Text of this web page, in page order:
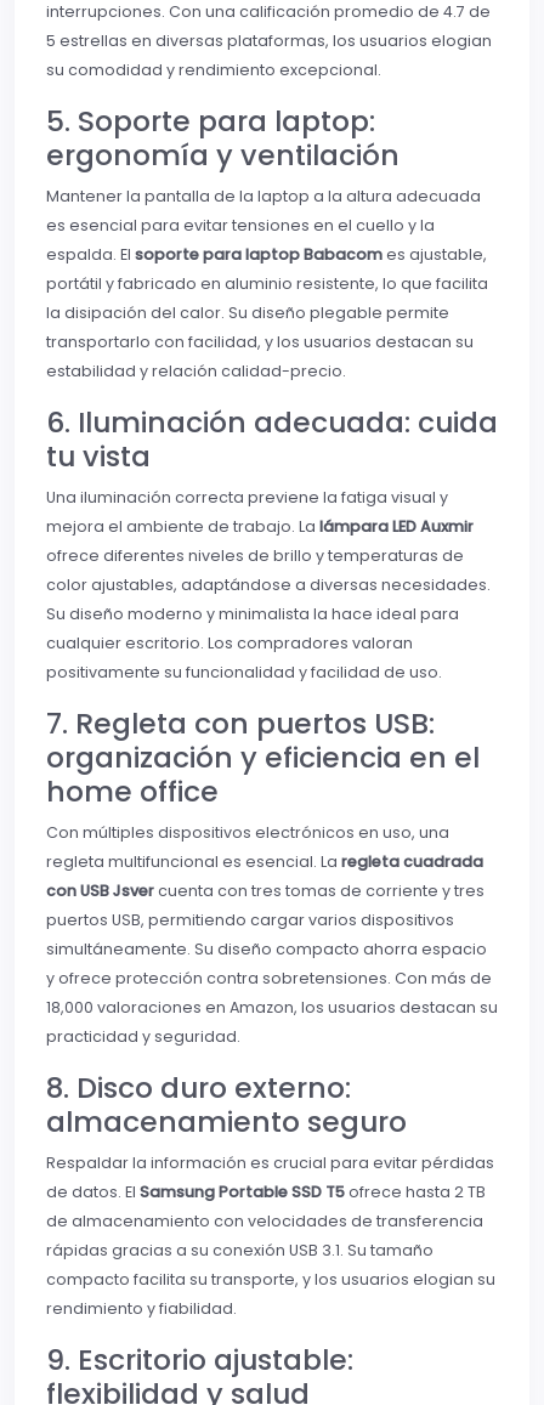
interrupciones. Con una calificación promedio de 4.7 de
5 estrellas en diversas plataformas, los usuarios elogian
su comodidad y rendimiento excepcional.
5. Soporte para laptop:
ergonomía y ventilación
Mantener la pantalla de la laptop a la altura adecuada
es esencial para evitar tensiones en el cuello y la
espalda. El soporte para laptop Babacomes ajustable,
portátil y fabricado en aluminio resistente, lo que facilita
la disipación del calor. Su diseño plegable permite
transportarlo con facilidad, y los usuarios destacan su
estabilidad y relación calidad-precio.
6. Iluminación adecuada: cuida
tu vista
Una iluminación correcta previene la fatiga visual y
mejora el ambiente de trabajo. La lámpara LED Auxmir
ofrece diferentes niveles de brillo y temperaturas de
color ajustables, adaptándose a diversas necesidades.
Su diseño moderno y minimalista la hace ideal para
cualquier escritorio. Los compradores valoran
positivamente su funcionalidad y facilidad de uso.
7. Regleta con puertos USB:
organización y eficiencia en el
home office
Con múltiples dispositivos electrónicos en uso, una
regleta multifuncional es esencial. La regleta cuadrada
con USB Jsvercuenta con tres tomas de corriente y tres
puertos USB, permitiendo cargar varios dispositivos
simultáneamente. Su diseño compacto ahorra espacio
y ofrece protección contra sobretensiones. Con más de
18,000 valoraciones en Amazon, los usuarios destacan su
practicidad y seguridad.
8. Disco duro externo:
almacenamiento seguro
Respaldar la información es crucial para evitar pérdidas
de datos. El Samsung Portable SSD T5ofrece hasta 2 TB
de almacenamiento con velocidades de transferencia
rápidas gracias a su conexión USB 3.1. Su tamaño
compacto facilita su transporte, y los usuarios elogian su
rendimiento y fiabilidad.
9. Escritorio ajustable:
flexibilidad y salud